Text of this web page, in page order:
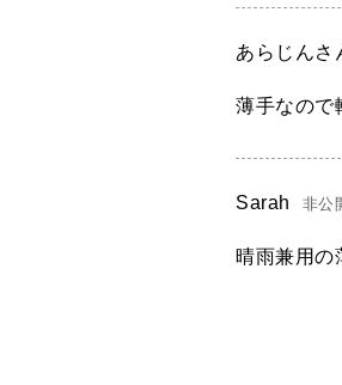
あらじんさ
薄手なので
Sarah 非公
晴雨兼用の